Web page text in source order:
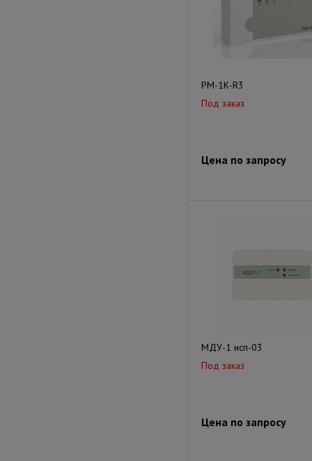
РМ-1К-R3
Под заказ
Цена по запросу
МДУ-1 исп-03
Под заказ
Цена по запросу